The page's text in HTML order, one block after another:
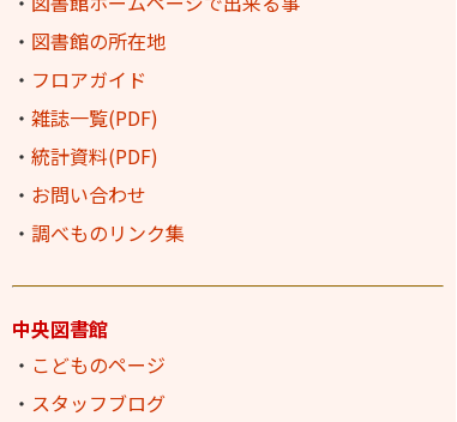
・ 図書館の所在地
・ フロアガイド
・ 雑誌一覧(PDF)
・ 統計資料(PDF)
・ お問い合わせ
・ 調べものリンク集
中央図書館
・ こどものページ
・ スタッフブログ